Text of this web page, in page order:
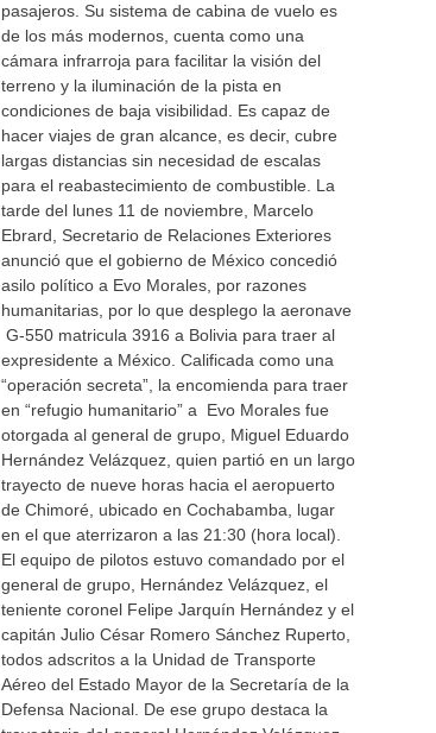
pasajeros. Su sistema de cabina de vuelo es
de los más modernos, cuenta como una
cámara infrarroja para facilitar la visión del
terreno y la iluminación de la pista en
condiciones de baja visibilidad. Es capaz de
hacer viajes de gran alcance, es decir, cubre
largas distancias sin necesidad de escalas
para el reabastecimiento de combustible. La
tarde del lunes 11 de noviembre, Marcelo
Ebrard, Secretario de Relaciones Exteriores
anunció que el gobierno de México concedió
asilo político a Evo Morales, por razones
humanitarias, por lo que desplego la aeronave
G-550 matricula 3916 a Bolivia para traer al
expresidente a México. Calificada como una
“operación secreta”, la encomienda para traer
en “refugio humanitario” a Evo Morales fue
otorgada al general de grupo, Miguel Eduardo
Hernández Velázquez, quien partió en un largo
trayecto de nueve horas hacia el aeropuerto
de Chimoré, ubicado en Cochabamba, lugar
en el que aterrizaron a las 21:30 (hora local).
El equipo de pilotos estuvo comandado por el
general de grupo, Hernández Velázquez, el
teniente coronel Felipe Jarquín Hernández y el
capitán Julio César Romero Sánchez Ruperto,
todos adscritos a la Unidad de Transporte
Aéreo del Estado Mayor de la Secretaría de la
Defensa Nacional. De ese grupo destaca la